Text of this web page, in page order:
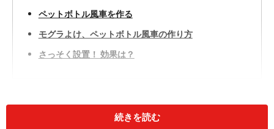
ペットボトル風車を作る
モグラよけ、ペットボトル風車の作り方
さっそく設置！ 効果は？
続きを読む